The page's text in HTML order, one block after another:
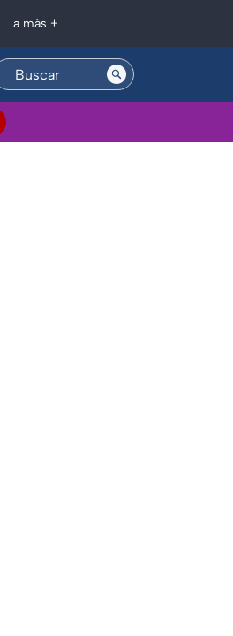
a más +